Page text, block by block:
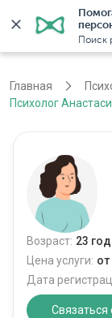
Поиск
Главная
Психолог
Возраст: 23
Цена услуги:
Дата
Связаться